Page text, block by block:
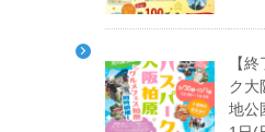
【
ク大
地公